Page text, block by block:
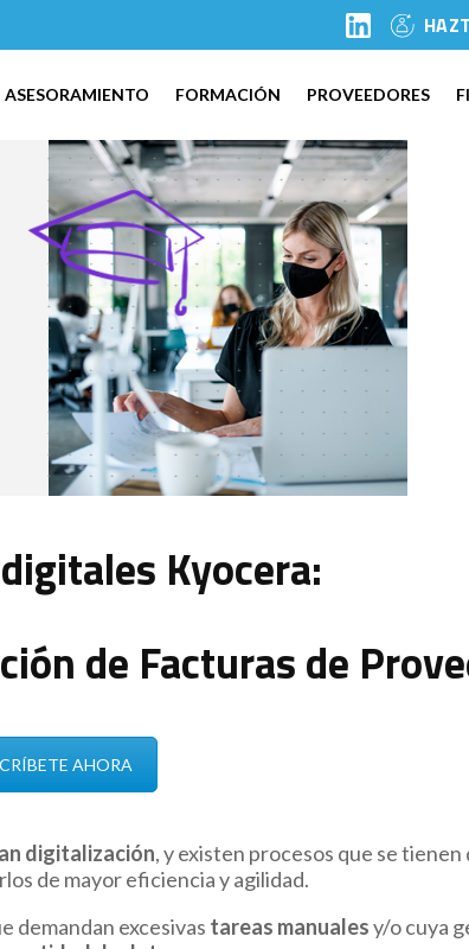
ASESORAMIENTO FORMACIÓN PROVEEDORES
Kyocera:
de Facturas de
AHORA
digitalización, y existen procesos que se
de mayor eficiencia y agilidad.
demandan excesivas tareas manualesy/o cuya